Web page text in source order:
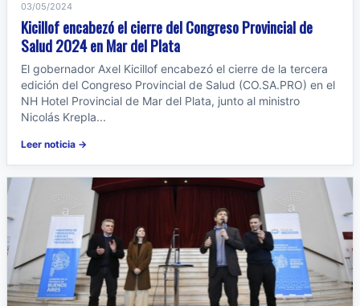
03/05/2024
Kicillof encabezó el cierre del Congreso Provincial de
Salud 2024 en Mar del Plata
El gobernador Axel Kicillof encabezó el cierre de la tercera
edición del Congreso Provincial de Salud (CO.SA.PRO) en el
NH Hotel Provincial de Mar del Plata, junto al ministro
Nicolás Krepla...
Leer noticia →